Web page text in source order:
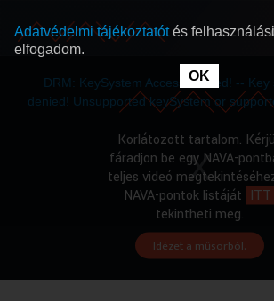
DRM: KeySystem Access Denied! -- Key
denied! Unsupported keySystem or
Korlátozott tartalom.
fáradjon be egy NAVA-
teljes videó
NAVA-pontok listáját ITT
tekintheti meg.
Idézet a műsorból.
Adatvédelmi tájékoztatótés
elfogadom.
OK